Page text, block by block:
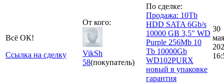
Всё ОК!
Ссылка на сделку
От кого:
VikSh
58(покупатель)
По сделке:
Продажа: 10Tb
HDD SATA 6Gb/s
10000 GB 3,5" WD
Purple 256Mb 10
Tb 10000Gb
WD102PURX
новый в упаковке
гарантия
30
мая